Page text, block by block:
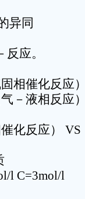
异同
应。
相催化反应
－液相反应
化反应） VS
l C=3mol/l